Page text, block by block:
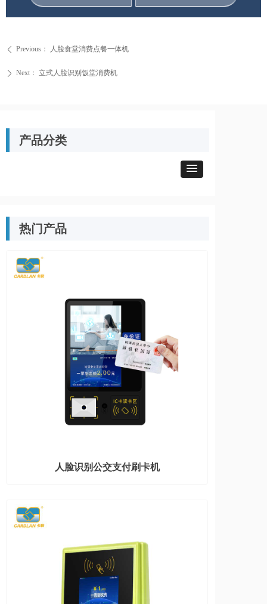
ꄴ Previous： 人脸食堂消费点餐一体机
ꄲ Next： 立式人脸识别饭堂消费机
热门产品
人脸识别公交支付刷卡机
产品分类